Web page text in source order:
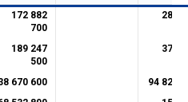
172 882
700
284
189 247
500
378
670 600 94 828